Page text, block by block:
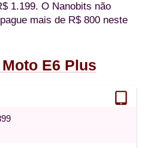
1.199. O Nanobits não
mais de R$ 800 neste
E6 Plus